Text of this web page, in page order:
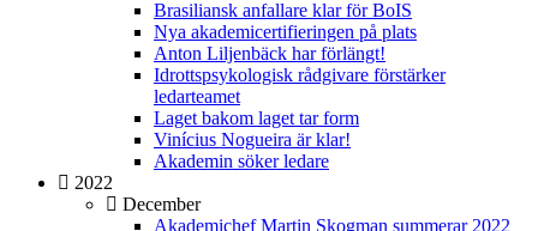
Brasiliansk anfallare klar för BoIS
Nya akademicertifieringen på plats
Anton Liljenbäck har förlängt!
Idrottspsykologisk rådgivare förstärker
ledarteamet
Laget bakom laget tar form
Vinícius Nogueira är klar!
Akademin söker ledare
2022
December
Akademichef Martin Skogman summerar 2022